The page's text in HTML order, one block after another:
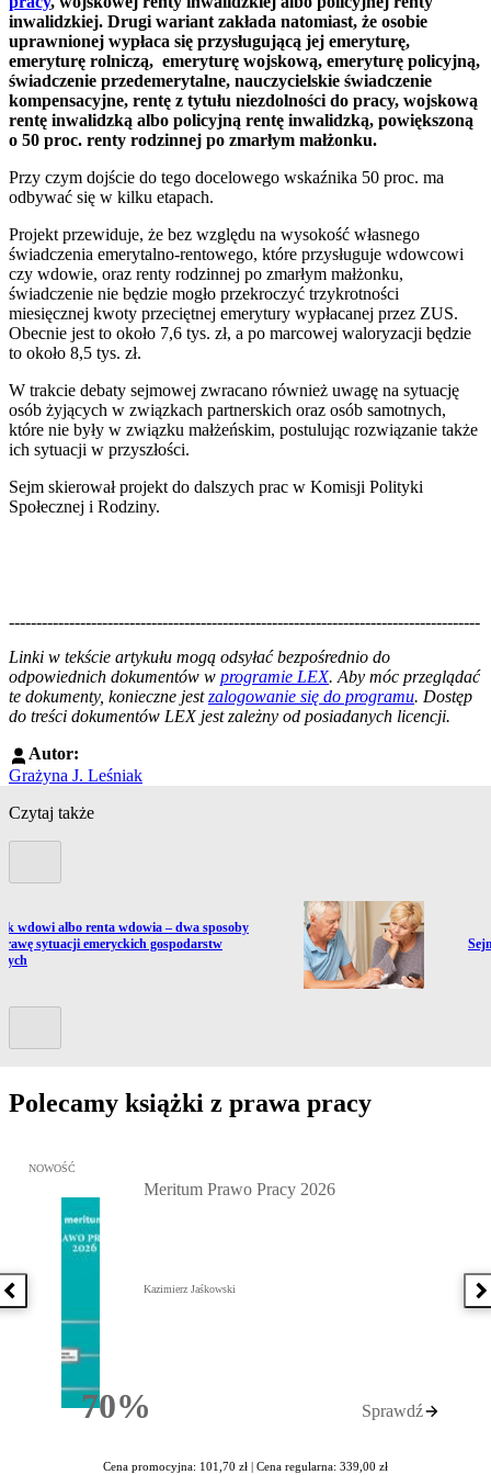
inwalidzkiej. Drugi wariant zakłada natomiast, że osobie
uprawnionej wypłaca się przysługującą jej emeryturę,
emeryturę rolniczą, emeryturę wojskową, emeryturę policyjną,
świadczenie przedemerytalne, nauczycielskie świadczenie
kompensacyjne, rentę z tytułu niezdolności do pracy, wojskową
rentę inwalidzką albo policyjną rentę inwalidzką, powiększoną
o 50 proc. renty rodzinnej po zmarłym małżonku.
Przy czym dojście do tego docelowego wskaźnika 50 proc. ma
odbywać się w kilku etapach.
Projekt przewiduje, że bez względu na wysokość własnego
świadczenia emerytalno-rentowego, które przysługuje wdowcowi
czy wdowie, oraz renty rodzinnej po zmarłym małżonku,
świadczenie nie będzie mogło przekroczyć trzykrotności
miesięcznej kwoty przeciętnej emerytury wypłacanej przez ZUS.
Obecnie jest to około 7,6 tys. zł, a po marcowej waloryzacji będzie
to około 8,5 tys. zł.
W trakcie debaty sejmowej zwracano również uwagę na sytuację
osób żyjących w związkach partnerskich oraz osób samotnych,
które nie były w związku małżeńskim, postulując rozwiązanie także
ich sytuacji w przyszłości.
Sejm skierował projekt do dalszych prac w Komisji Polityki
Społecznej i Rodziny.
--------------------------------------------------------------------------------------
Linki w tekście artykułu mogą odsyłać bezpośrednio do
odpowiednich dokumentów w programie LEX. Aby móc przeglądać
te dokumenty, konieczne jestzalogowanie się do programu. Dostęp
do treści dokumentów LEX jest zależny od posiadanych licencji.
Autor:
Grażyna J. Leśniak
Czytaj także
do artykułu:
wdowi albo renta wdowia – dwa sposoby
sytuacji emeryckich gospodarstw
Polecamy książki z prawa pracy
Poprzednia książka
Przejdź do: Meritum Prawo Pracy 2026, Kazimierz Jaśkowski -
NOWOŚĆ
70%Rabatu
Meritum Prawo Pracy 2026
Kazimierz Jaśkowski
Sprawdź
Cena promocyjna: 101,70 zł | Cena regularna: 339,00 zł